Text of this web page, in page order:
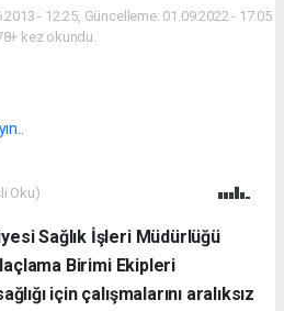
- 12:25, Güncelleme: 01.09.2022 - 17:05
kez okundu.
Oku)
Sağlık İşleri Müdürlüğü
Birimi Ekipleri
için çalışmalarını aralıksız